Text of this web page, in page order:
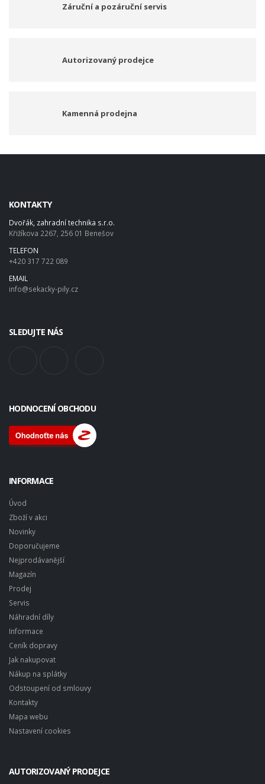
Záruční a pozáruční servis
Autorizovaný prodejce
Kamenná prodejna
KONTAKTY
Dvořák, zahradní technika s.r.o.
Křižíkova 2267, 256 01 Benešov
TELEFON
+420 317 722 089
EMAIL
info@sekacky-pily.cz
SLEDUJTE NÁS
HODNOCENÍ OBCHODU
INFORMACE
Úvod
Zboží v akci
Novinky
Doporučujeme
Nejprodávanější
Magazín
Prodej
Servis
Náhradní díly
Informace
Ceník dopravy
Jak nakupovat
Nákup na splátky
Odstoupení od smlouvy
Kontakty
Mapa webu
Nastavení cookies
AUTORIZOVANÝ PRODEJCE